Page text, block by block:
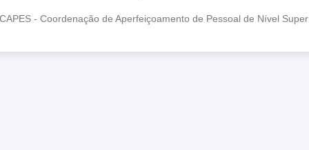
- Coordenação de Aperfeiçoamento de Pessoal de Nível